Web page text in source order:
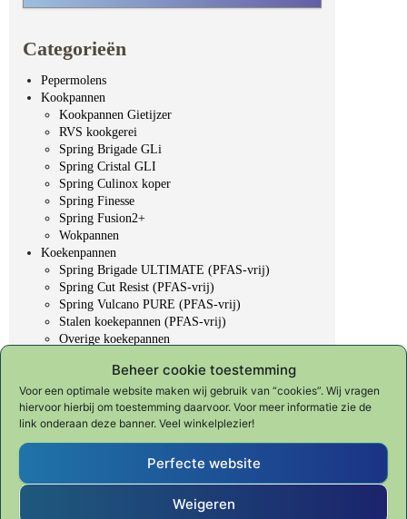
Beheer cookie toestemming
Voor een optimale website maken wij gebruik van “cookies”. Wij vragen
hiervoor hierbij om toestemming daarvoor. Voor meer informatie zie de
link onderaan deze banner. Veel winkelplezier!
Perfecte website
Weigeren
Categorieën
Pepermolens
Kookpannen
Kookpannen Gietijzer
RVS kookgerei
Spring Brigade GLi
Spring Cristal GLI
Spring Culinox koper
Spring Finesse
Spring Fusion2+
Wokpannen
Koekenpannen
Spring Brigade ULTIMATE (PFAS-vrij)
Spring Cut Resist (PFAS-vrij)
Spring Vulcano PURE (PFAS-vrij)
Stalen koekepannen (PFAS-vrij)
Overige koekepannen
KYOTO "Forged in fire"
Slijpen & onderhoud
SHUN CLASSIC
SHUN PREMIER Tim Mälzer
Fondue, BBQ & Gourmet